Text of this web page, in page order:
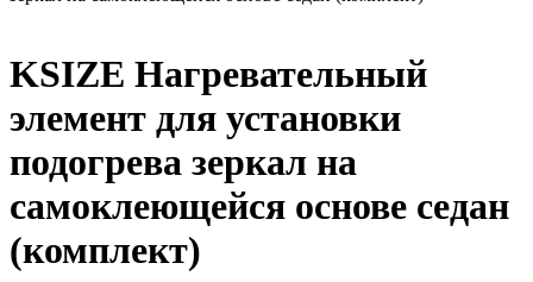
KSIZE Нагревательный
элемент для установки
подогрева зеркал на
самоклеющейся основе седан
(комплект)